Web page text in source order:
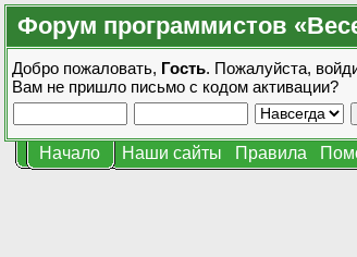
Форум программистов
Добро пожаловать, Гость. Пожалуйста,
Вам не пришло письмо с кодом активации?
Начало Наши сайты Правила